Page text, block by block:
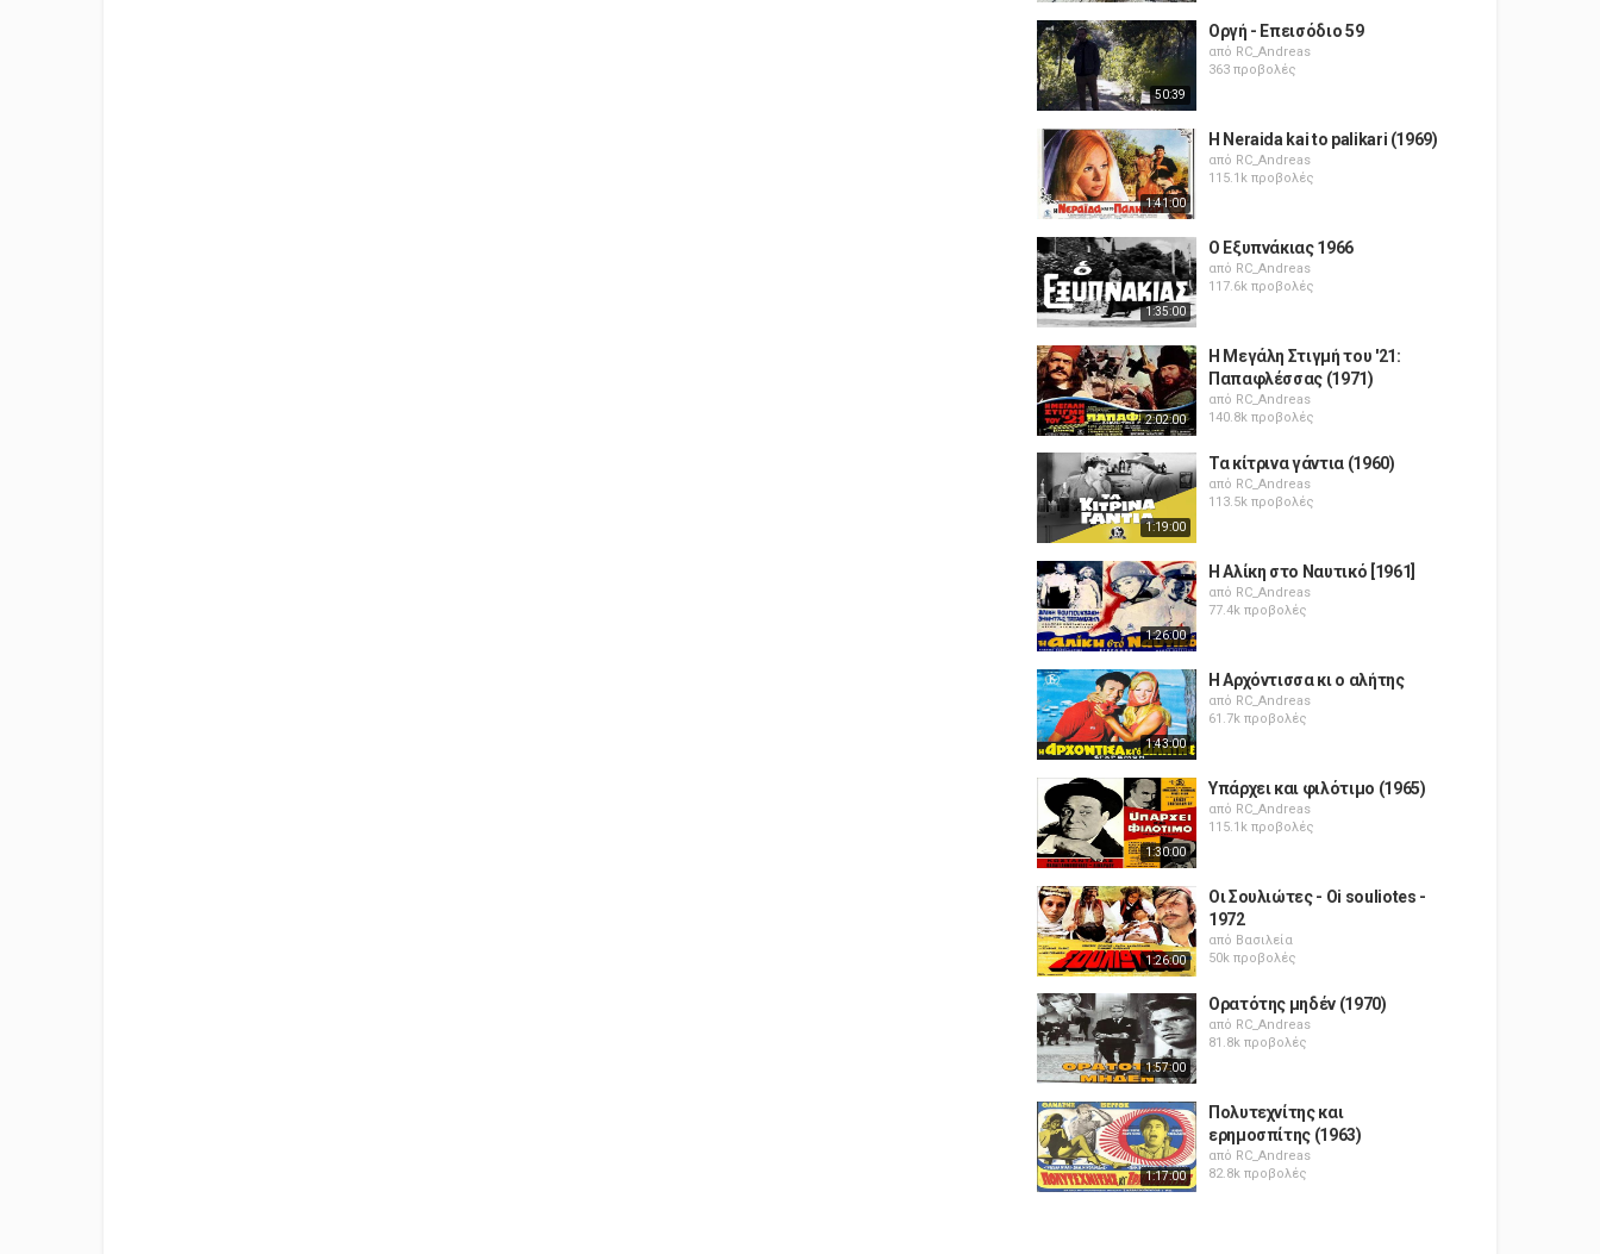
50:39
Οργή - Επεισόδιο 59
από RC_Andreas
363 προβολές
1:41:00
H Neraida kai to palikari (1969)
από RC_Andreas
115.1k προβολές
1:35:00
Ο Εξυπνάκιας 1966
από RC_Andreas
117.6k προβολές
2:02:00
Η Μεγάλη Στιγμή του '21:
Παπαφλέσσας (1971)
από RC_Andreas
140.8k προβολές
1:19:00
Τα κίτρινα γάντια (1960)
από RC_Andreas
113.5k προβολές
1:26:00
Η Αλίκη στο Ναυτικό [1961]
από RC_Andreas
77.4k προβολές
1:43:00
Η Αρχόντισσα κι ο αλήτης
από RC_Andreas
61.7k προβολές
1:30:00
Υπάρχει και φιλότιμο (1965)
από RC_Andreas
115.1k προβολές
1:26:00
Οι Σουλιώτες - Oi souliotes -
1972
από Βασιλεία
50k προβολές
1:57:00
Ορατότης μηδέν (1970)
από RC_Andreas
81.8k προβολές
1:17:00
Πολυτεχνίτης και
ερημοσπίτης (1963)
από RC_Andreas
82.8k προβολές